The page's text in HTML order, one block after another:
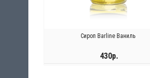
Сироп Barline Ваниль
430р.